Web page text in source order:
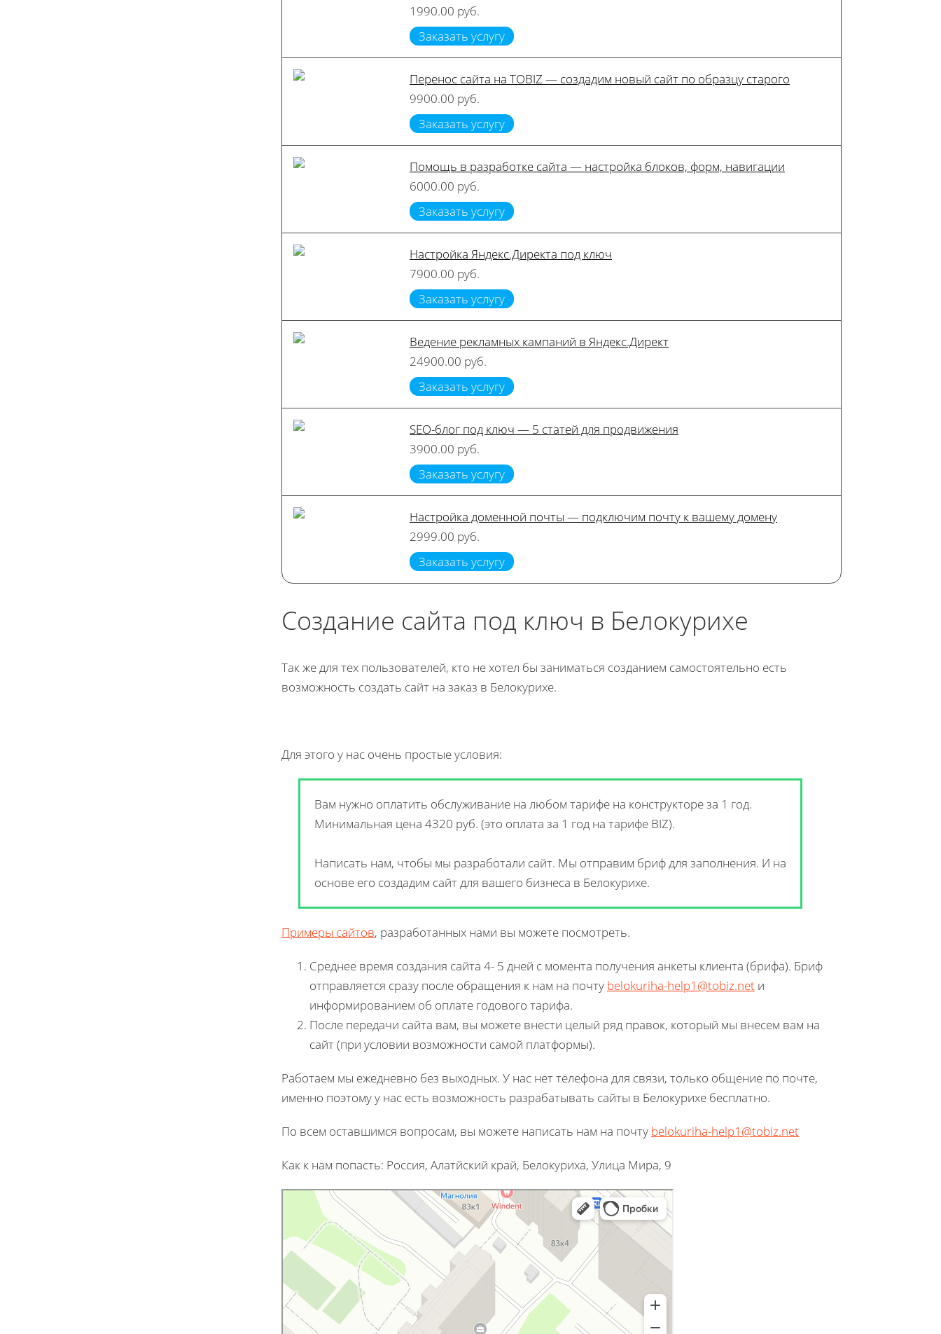
1990.00 руб.
Заказать услугу
Перенос сайта на TOBIZ — создадим новый сайт по образцу старого
9900.00 руб.
Заказать услугу
Помощь в разработке сайта — настройка блоков, форм, навигации
6000.00 руб.
Заказать услугу
Настройка Яндекс.Директа под ключ
7900.00 руб.
Заказать услугу
Ведение рекламных кампаний в Яндекс.Директ
24900.00 руб.
Заказать услугу
SEO-блог под ключ — 5 статей для продвижения
3900.00 руб.
Заказать услугу
Настройка доменной почты — подключим почту к вашему домену
2999.00 руб.
Заказать услугу
Создание сайта под ключ в Белокурихе
Так же для тех пользователей, кто не хотел бы заниматься созданием самостоятельно есть
возможность создать сайт на заказ в Белокурихе.
Для этого у нас очень простые условия:
Вам нужно оплатить обслуживание на любом тарифе на конструкторе за 1 год.
Минимальная цена 4320 руб. (это оплата за 1 год на тарифе BIZ).
Написать нам, чтобы мы разработали сайт. Мы отправим бриф для заполнения. И на
основе его создадим сайт для вашего бизнеса в Белокурихе.
Примеры сайтов, разработанных нами вы можете посмотреть.
Среднее время создания сайта 4- 5 дней с момента получения анкеты клиента (брифа). Бриф
отправляется сразу после обращения к нам на почту belokuriha-help1@tobiz.net и
информированием об оплате годового тарифа.
После передачи сайта вам, вы можете внести целый ряд правок, который мы внесем вам на
сайт (при условии возможности самой платформы).
Работаем мы ежедневно без выходных. У нас нет телефона для связи, только общение по почте,
именно поэтому у нас есть возможность разрабатывать сайты в Белокурихе бесплатно.
По всем оставшимся вопросам, вы можете написать нам на почту belokuriha-help1@tobiz.net
Как к нам попасть: Россия, Алатйский край, Белокуриха, Улица Мира, 9